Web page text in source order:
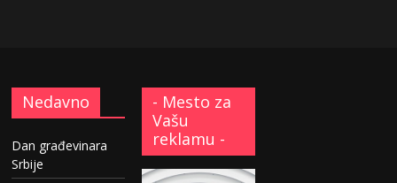
Nedavno
Dan građevinara
Srbije
- Mesto za
Vašu
reklamu -